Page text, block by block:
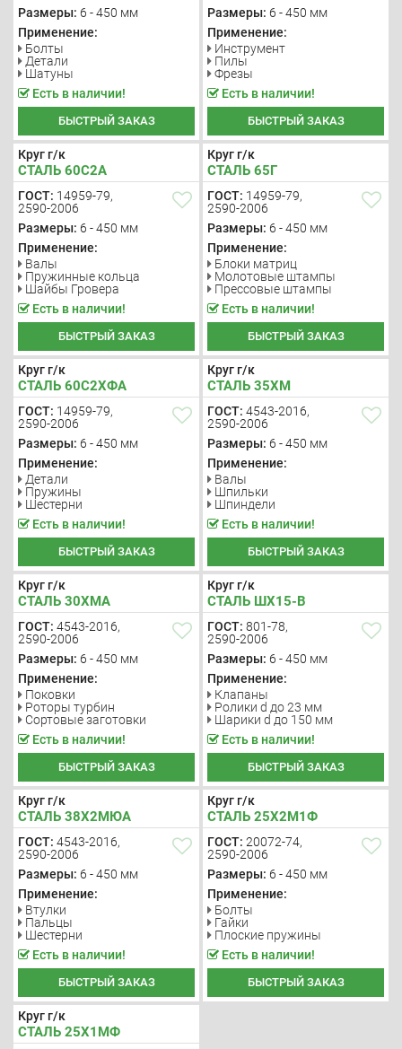
Размеры: 6 - 450 мм
Применение:
Болты
Детали
Шатуны
Есть в наличии!
БЫСТРЫЙ ЗАКАЗ
Размеры: 6 - 450 мм
Применение:
Инструмент
Пилы
Фрезы
Есть в наличии!
БЫСТРЫЙ ЗАКАЗ
Круг г/к
СТАЛЬ 60С2А
ГОСТ: 14959-79,
2590-2006
Размеры: 6 - 450 мм
Применение:
Валы
Пружинные кольца
Шайбы Гровера
Есть в наличии!
БЫСТРЫЙ ЗАКАЗ
Круг г/к
СТАЛЬ 65Г
ГОСТ: 14959-79,
2590-2006
Размеры: 6 - 450 мм
Применение:
Блоки матриц
Молотовые штампы
Прессовые штампы
Есть в наличии!
БЫСТРЫЙ ЗАКАЗ
Круг г/к
СТАЛЬ 60С2ХФА
ГОСТ: 14959-79,
2590-2006
Размеры: 6 - 450 мм
Применение:
Детали
Пружины
Шестерни
Есть в наличии!
БЫСТРЫЙ ЗАКАЗ
Круг г/к
СТАЛЬ 35ХМ
ГОСТ: 4543-2016,
2590-2006
Размеры: 6 - 450 мм
Применение:
Валы
Шпильки
Шпиндели
Есть в наличии!
БЫСТРЫЙ ЗАКАЗ
Круг г/к
СТАЛЬ 30ХМА
ГОСТ: 4543-2016,
2590-2006
Размеры: 6 - 450 мм
Применение:
Поковки
Роторы турбин
Сортовые заготовки
Есть в наличии!
БЫСТРЫЙ ЗАКАЗ
Круг г/к
СТАЛЬ ШХ15-В
ГОСТ: 801-78,
2590-2006
Размеры: 6 - 450 мм
Применение:
Клапаны
Ролики d до 23 мм
Шарики d до 150 мм
Есть в наличии!
БЫСТРЫЙ ЗАКАЗ
Круг г/к
СТАЛЬ 38Х2МЮА
ГОСТ: 4543-2016,
2590-2006
Размеры: 6 - 450 мм
Применение:
Втулки
Пальцы
Шестерни
Есть в наличии!
БЫСТРЫЙ ЗАКАЗ
Круг г/к
СТАЛЬ 25Х2М1Ф
ГОСТ: 20072-74,
2590-2006
Размеры: 6 - 450 мм
Применение:
Болты
Гайки
Плоские пружины
Есть в наличии!
БЫСТРЫЙ ЗАКАЗ
Круг г/к
СТАЛЬ 25Х1МФ